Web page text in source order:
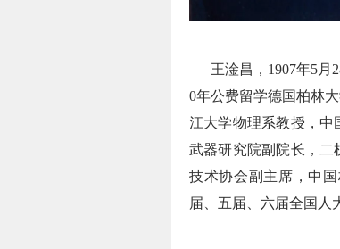
王淦昌，1907年5月
0年公费留学德国柏林
江大学物理系教授，中
武器研究院副院长，二
技术协会副主席，中
届、五届、六届全国人